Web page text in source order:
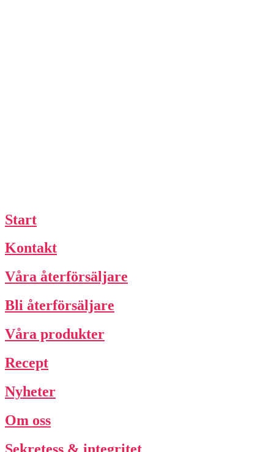
Start
Kontakt
Våra återförsäljare
Bli återförsäljare
Våra produkter
Recept
Nyheter
Om oss